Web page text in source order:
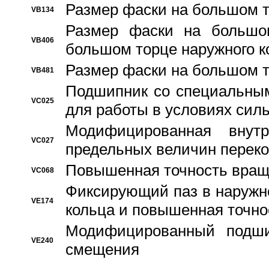
VB134 Размер фаски на большом
VB406
Размер фаски на
большом торце наружного
VB481 Размер фаски на большом
VC025
Подшипник со
для работы в условиях
VC027
Модифицированная
предельных величин
VC068 Повышенная точность
VE174
Фиксирующий паз в
кольца и повышенная
VE240
Модифицированный
смещения